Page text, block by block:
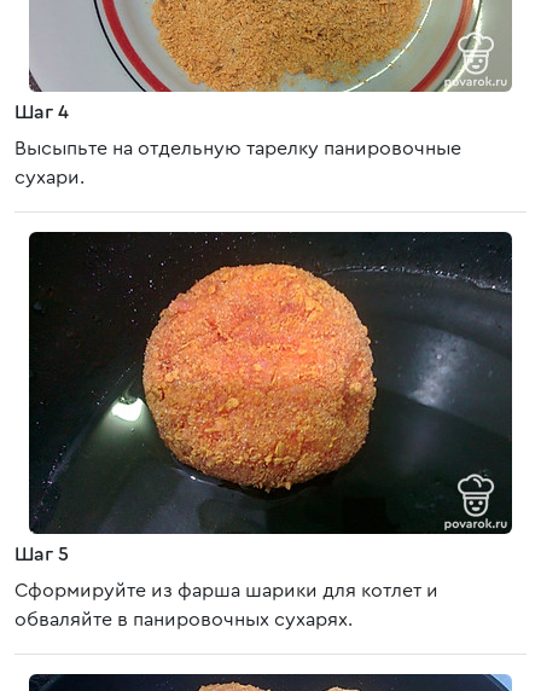
Шаг 4
Высыпьте на отдельную тарелку панировочные
сухари.
Шаг 5
Сформируйте из фарша шарики для котлет и
обваляйте в панировочных сухарях.